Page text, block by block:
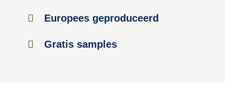
Europees geproduceerd
Gratis samples